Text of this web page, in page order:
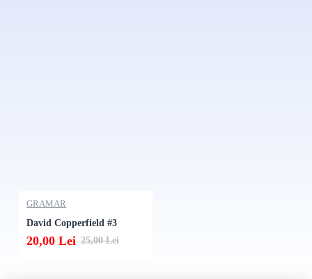
GRAMAR
David Copperfield #3
20,00 Lei 25,00 Lei